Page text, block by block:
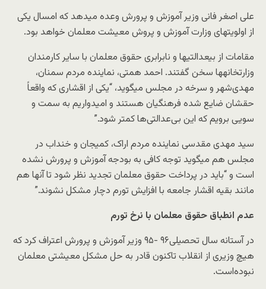
علی اصغر فانی وزیر آموزش و پرورش وعده میدهد که امسال یکی
از اولویتهای وزارت آموزش و پروش معیشت معلمان خواهد بود.
مقامات از بیعدالتیها و نابرابری حقوق معلمان با سایر کارمندان
وزارتخانهها سخن گفتند. احمد همتی، نماینده مردم سمنان،
مهدی‌شهر و سرخه در مجلس میگوید، “یکی از اقشاری که واقعاً
حقشان ضایع شده فرهنگیان هستند و امیدواریم به سمت و
سویی برویم که این بی‌عدالتی‌ها کمتر شود.”
سید مهدی مقدسی نماینده مردم اراک، کمیجان و خنداب در
مجلس هم میگوید توجه کافی به بودجه آموزش و پرورش نشده
است و “باید در پرداخت حقوق معلمان تجدید نظر شود تا آنها هم
مانند بقیه اقشار جامعه با افزایش تورم دچار مشکل نشوند.”
عدم انطباق حقوق معلمان با نرخ تورم
در آستانه سال تحصیلی۹۶ -۹۵ وزیر آموزش و پرورش اعتراف کرد که
هیچ وزیری از انقلاب تاکنون قادر به حل مشکل معیشتی معلمان
نبوده‌است.